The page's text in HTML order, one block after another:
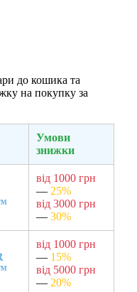
до кошика та
на покупку за
Умови
знижки
від 1000 грн
— 25%
від 3000 грн
— 30%
від 1000 грн
— 15%
від 5000 грн
— 20%